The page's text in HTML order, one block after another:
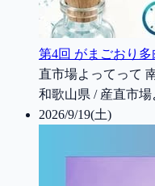
第4回 がまごおり
直市場よってって
和歌山県 / 産直市
2026/9/19(土)